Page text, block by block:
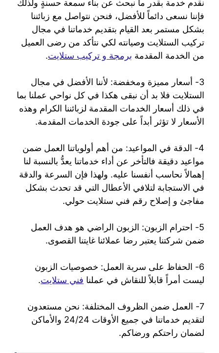
نقدم خدمة بقدر ما نبحث عن بناء سمعة حسنةٍ ولذلك
فإننا نسعى دائماً للأفضل، فنحن نتواصل مع زبائننا
بشكل مستمر بعد القيام بتقديم خدماتنا في مجال
تركيب الستلايت وصيانته لكي نتأكد من رضى العميل
من الخدمة المقدمة برمجة و تركيب ستلايت.
3- أسعار مميزة ومخفضة: لأننا الأفضل في مجال
الستلايت فلا بد أن نبقى هكذا في كل نواحي عملنا بما
في ذلك أسعار الخدمات المقدمة لزبائننا الكرام وهذه
الأسعار لا تؤثر أبداً على جودة الخدمات المقدمة.
4- الدقة في المواعيد: من أهم أولوياتنا العمل ضمن
مواعيد دقيقة فالتأخر عن أداء خدماتنا يعدُّ بالنسبة لنا
إهمالاً نحاسب أنفسنا عليه. ولهذا فإن السرعة والدقة
في الاستجابة لتلافي الأعطال التي قد تحدث بشكل
مفاجئ و إصلاح رقم فني ستلايت حولي.
5- احترام الزبون: الزبون الراضي هو هدف العمل
ضمن شركتنا يعتبر رضا عملائنا غايتنا القصوى.
6- الحفاظ على سرية العمل: خصوصيات الزبون
ليست أمراً قابلاً للنقاش في عملنا فني ستلايت.
7- العمل ضمن الظروف المختلفة: نحن مستعدون
لتقديم خدماتنا في جميع الأوقات 24/24 والأماكن
لضمان راحتكم ورضاكم.